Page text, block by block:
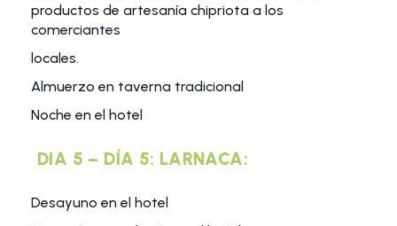
productos de artesanía chipriota a los
comerciantes
locales.
Almuerzo en taverna tradicional
Noche en el hotel
DIA 5 – DÍA 5: LARNACA:
Desayuno en el hotel